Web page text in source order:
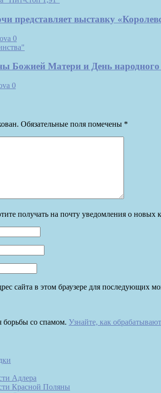
представляет выставку
0
Божией Матери и День народного
0
Обязательные поля помечены *
получать на почту уведомления о новых
сайта в этом браузере для последующих
борьбы со спамом. Узнайте, как
Адлера
Красной Поляны